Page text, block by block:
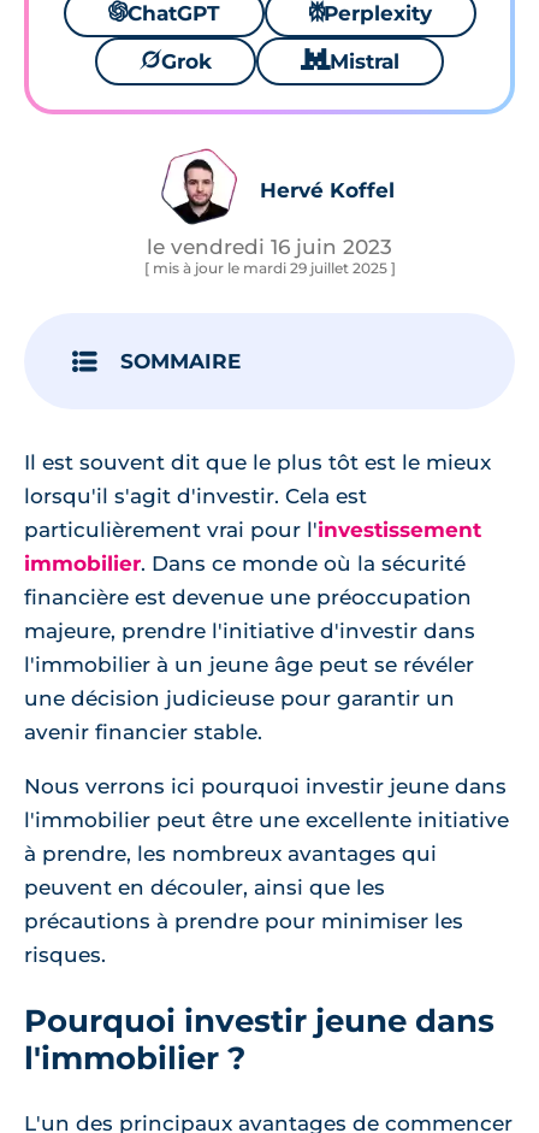
🌌ChatGPT ⚙Perplexity
🪐Grok 🐱 Mistral
Hervé Koffel
le vendredi 16 juin 2023
[ mis à jour le mardi 29 juillet 2025 ]
SOMMAIRE
Il est souvent dit que le plus tôt est le mieux
lorsqu'il s'agit d'investir. Cela est
particulièrement vrai pour l'investissement
immobilier. Dans ce monde où la sécurité
financière est devenue une préoccupation
majeure, prendre l'initiative d'investir dans
l'immobilier à un jeune âge peut se révéler
une décision judicieuse pour garantir un
avenir financier stable.
Nous verrons ici pourquoi investir jeune dans
l'immobilier peut être une excellente initiative
à prendre, les nombreux avantages qui
peuvent en découler, ainsi que les
précautions à prendre pour minimiser les
risques.
Pourquoi investir jeune dans
l'immobilier ?
L'un des principaux avantages de commencer